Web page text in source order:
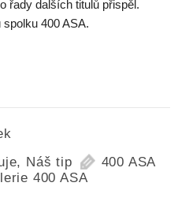
řady dalších titulů přispěl.
400 ASA.
, Náš tip
400 ASA
400 ASA